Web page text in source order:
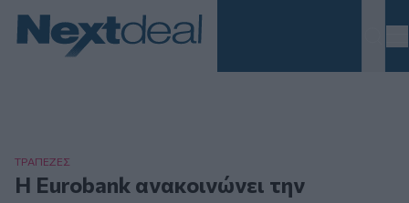
ΤΡAΠΕΖΕΣ
Η Eurobank ανακοινώνει την